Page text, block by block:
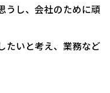
うし、会社のために頑
たいと考え、業務など